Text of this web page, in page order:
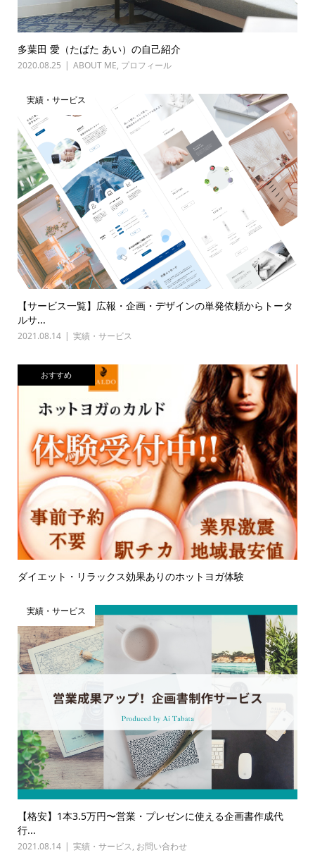
多葉田 愛（たばた あい）の自己紹介
2020.08.25 ABOUT ME, プロフィール
実績・サービス
【サービス一覧】広報・企画・デザインの単発依頼からトータ
ルサ...
2021.08.14 実績・サービス
おすすめ
ダイエット・リラックス効果ありのホットヨガ体験
実績・サービス
【格安】1本3.5万円〜営業・プレゼンに使える企画書作成代
行...
2021.08.14 実績・サービス, お問い合わせ